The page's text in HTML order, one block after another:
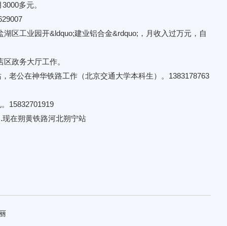
多元。
区工业园开&ldquo;建业铝合金&rdquo;，月收入过万元，自
政务大厅工作。
老公在神华铁路工作（北京交通大学本科生）。1383178763
15832701919
现在朔黄铁路河北朔宁站